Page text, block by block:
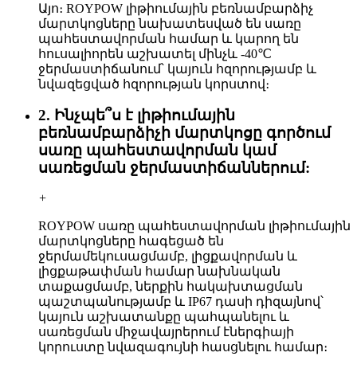
Այո։ ROYPOW լիթիումային բեռնամբարձիչ
մարտկոցները նախատեսված են սառը
պահեստավորման համար և կարող են
հուսալիորեն աշխատել մինչև -40℃
ջերմաստիճանում՝ կայուն հզորությամբ և
նվազեցված հզորության կորստով։
2. Ինչպե՞ս է լիթիումային
բեռնամբարձիչի մարտկոցը գործում
սառը պահեստավորման կամ
սառեցման ջերմաստիճաններում:
+
ROYPOW սառը պահեստավորման լիթիումային
մարտկոցները հագեցած են
ջերմամեկուսացմամբ, լիցքավորման և
լիցքաթափման համար նախնական
տաքացմամբ, ներքին հակախտացման
պաշտպանությամբ և IP67 դասի դիզայնով՝
կայուն աշխատանքը պահպանելու և
սառեցման միջավայրերում էներգիայի
կորուստը նվազագույնի հասցնելու համար։